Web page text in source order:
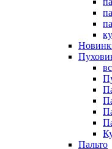
Пальто